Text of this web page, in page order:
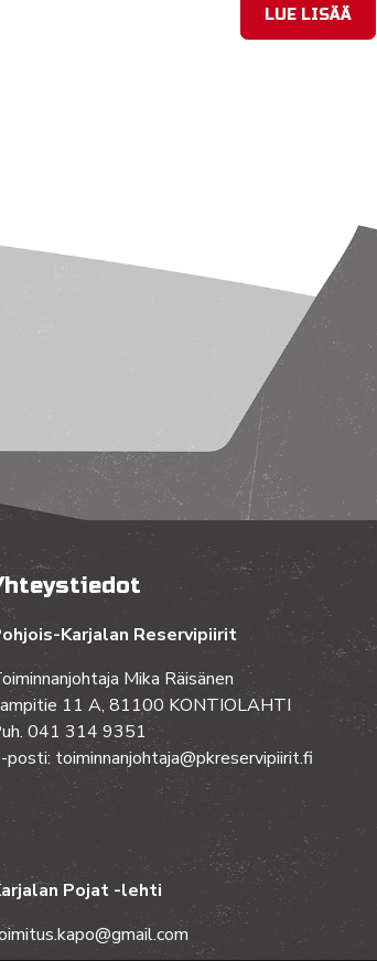
LUE LISÄÄ
Karjalan Reservipiirit
Mika Räisänen
11 A, 81100 KONTIOLAHTI
041 314 9351
posti: toiminnanjohtaja@pkreservipiirit.fi
Pojat -lehti